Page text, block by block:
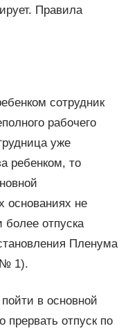
Правила
сотрудник
рабочего
уже
ребенком, то
основаниях не
более отпуска
Пленума
№ 1).
в основной
отпуск по